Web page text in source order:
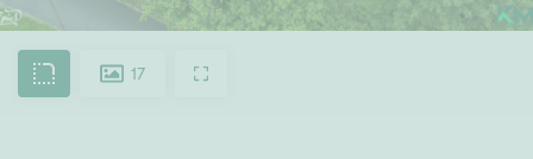
17